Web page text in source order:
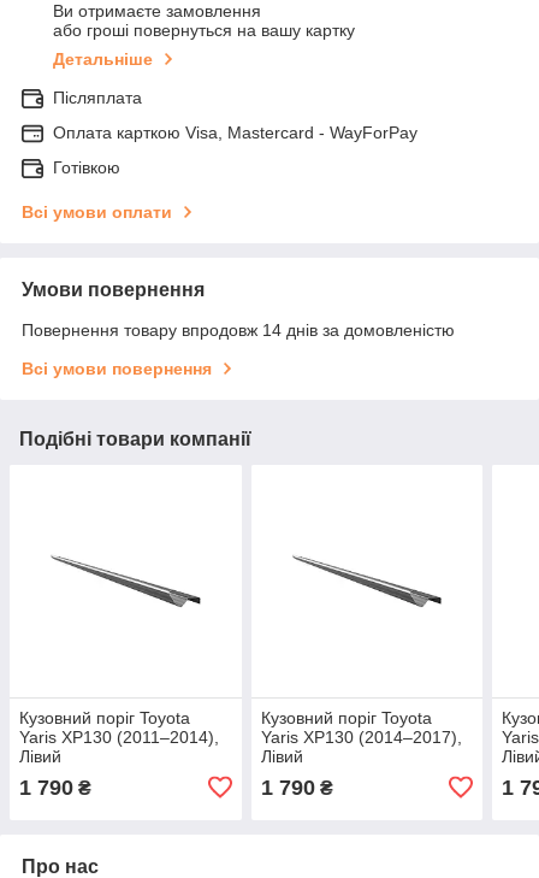
Ви отримаєте замовлення
або гроші повернуться на вашу картку
Детальніше
Післяплата
Оплата карткою Visa, Mastercard - WayForPay
Готівкою
Всі умови оплати
Умови повернення
Повернення товару впродовж 14 днів за домовленістю
Всі умови повернення
Подібні товари компанії
Кузовний поріг Toyota
Yaris XP130 (2011–2014),
Лівий
1 790 ₴
Кузовний поріг Toyota
Yaris XP130 (2014–2017),
Лівий
1 790₴ 1
Про нас